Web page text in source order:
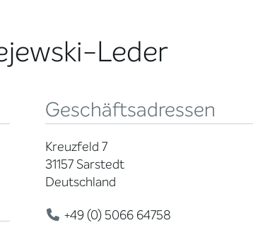
Leder
Geschäftsadressen
Kreuzfeld 7
31157 Sarstedt
Deutschland
+49 (0) 5066 64758